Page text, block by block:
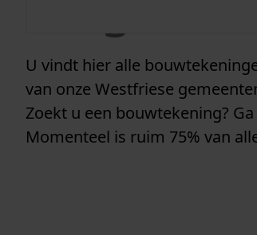
U vindt hier alle
van onze Westfriese
Zoekt u een bouwtekening?
Momenteel is ruim 75% van